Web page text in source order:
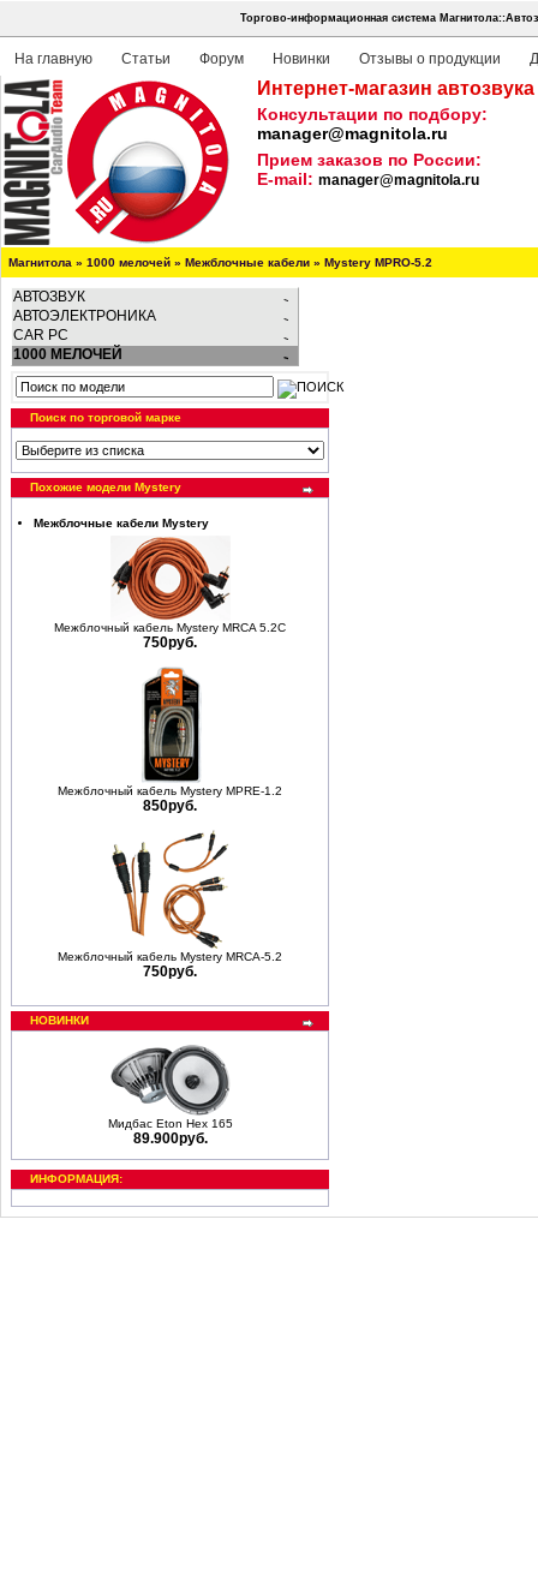
Торгово-информационная система
На главную Статьи Форум Новинки Отзывы о продукции
Интернет-магазин
Консультации по подбору:
manager@magnitola.ru
Прием заказов по России:
E-mail: manager@magnitola.ru
Магнитола » 1000 мелочей » Межблочные кабели » Mystery MPRO-5.2
АВТОЗВУК
АВТОЭЛЕКТРОНИКА
CAR PC
1000 МЕЛОЧЕЙ
Поиск по торговой марке
Похожие модели Mystery
Межблочные кабели Mystery
Межблочный кабель Mystery MRCA 5.2С
750руб.
Межблочный кабель Mystery MPRE-1.2
850руб.
Межблочный кабель Mystery MRCA-5.2
750руб.
НОВИНКИ
Мидбас Eton Hex 165
89.900руб.
ИНФОРМАЦИЯ: